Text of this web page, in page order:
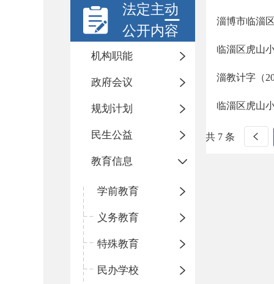
法定主动
公开内容
机构职能
政府会议
规划计划
民生公益
教育信息
学前教育
义务教育
特殊教育
民办学校
淄博市临淄
临淄区虎山
淄教计字（
临淄区虎山
共 7 条